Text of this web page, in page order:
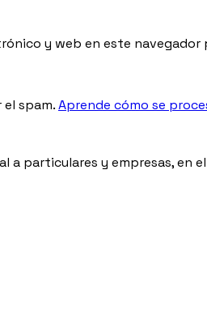
y web en este navegador
spam.Aprende cómo se
a particulares y empresas,